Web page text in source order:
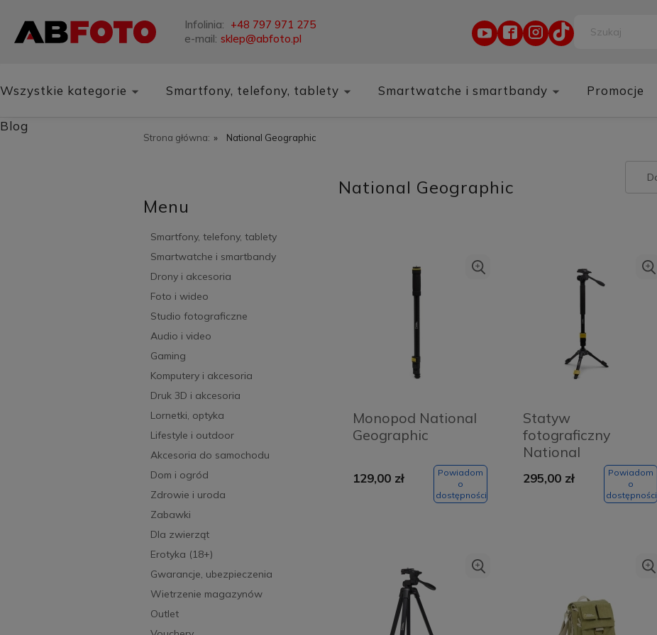
Infolinia: +48 797 971 275
e-mail: sklep@abfoto.pl
Wszystkie kategorie Smartfony, telefony, tablety Smartwatche i smartbandy Promocje
Blog
Strona główna: » National Geographic
Menu
Smartfony, telefony, tablety
Smartwatche i smartbandy
Drony i akcesoria
Foto i wideo
Studio fotograficzne
Audio i video
Gaming
Komputery i akcesoria
Druk 3D i akcesoria
Lornetki, optyka
Lifestyle i outdoor
Akcesoria do samochodu
Dom i ogród
Zdrowie i uroda
Zabawki
Dla zwierząt
Erotyka (18+)
Gwarancje, ubezpieczenia
Wietrzenie magazynów
Outlet
National Geographic
Monopod National
Geographic
129,00 zł
Powiadom
o
dostępności
Statyw
fotograficzny
National
Geographic 3w1
295,00 zł
Powiadom
o
dostępności